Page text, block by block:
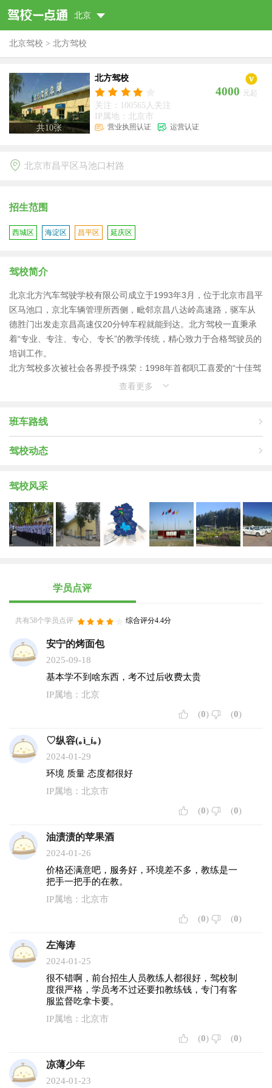
北京
北京驾校 > 北方驾校
共10张
北方驾校
4000 元起
关注：100565人关注
IP属地：北京市
营业执照认证 运营认证
北京市昌平区马池口村路
招生范围
西城区 海淀区 昌平区 延庆区
驾校简介
北京北方汽车驾驶学校有限公司成立于1993年3月，位于北京市昌平
区马池口，京北车辆管理所西侧，毗邻京昌八达岭高速路，驱车从
德胜门出发走京昌高速仅20分钟车程就能到达。北方驾校一直秉承
着“专业、专注、专心、专长”的教学传统，精心致力于合格驾驶员的
培训工作。
北方驾校多次被社会各界授予殊荣：1998年首都职工喜爱的“十佳驾
校”，1999年消费者心目中的“首选驾校”，2000年北京青年报读者心
着北方人以自己实际行动树立起京城驾校行业闪亮的名牌形象。
合格驾驶员”是北方人孜孜以求的奋斗目标；“高素质的管理人才、优
方驾校廉洁自律的有利保证。
高的精品驾校形象而孜孜不倦的努力，真正做到让学员满意。
查看更多
班车路线
驾校动态
驾校风采
学员点评
共有58个学员点评 综合评分4.4分
安宁的烤面包
2025-09-18
基本学不到啥东西，考不过后收费太贵
IP属地：北京
(0) (0)
♡纵容(｡ì_í｡)
2024-01-29
环境 质量 态度都很好
IP属地：北京市
(0) (0)
油渍渍的苹果酒
2024-01-26
价格还满意吧，服务好，环境差不多，教练是一
把手一把手的在教。
IP属地：北京市
(0) (0)
左海涛
2024-01-25
很不错啊，前台招生人员教练人都很好，驾校制
度很严格，学员考不过还要扣教练钱，专门有客
服监督吃拿卡要。
IP属地：北京市
(0) (0)
凉薄少年
2024-01-23